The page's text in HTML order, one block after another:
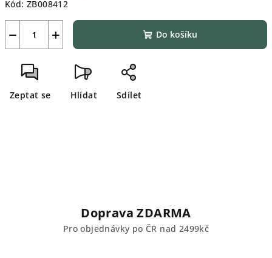
Kód: ZB008412
+
− Do košíku
Zeptat se Hlídat Sdílet
Doprava ZDARMA
Pro objednávky po ČR nad 2499kč